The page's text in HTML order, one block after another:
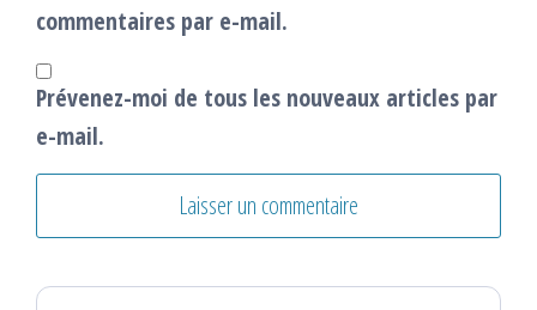
commentaires par e-mail.
Prévenez-moi de tous les nouveaux articles par
e-mail.